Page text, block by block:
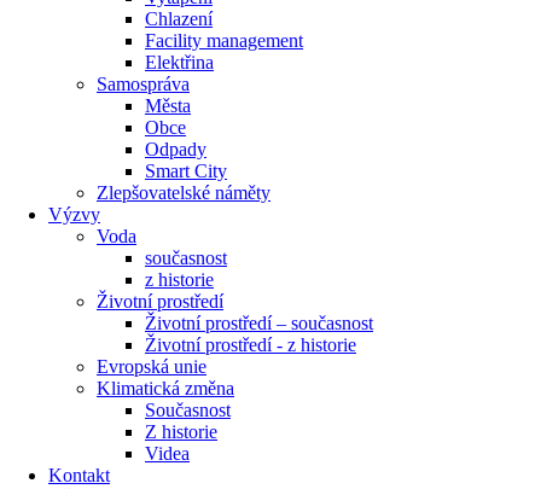
Chlazení
Facility management
Elektřina
Samospráva
Města
Obce
Odpady
Smart City
Zlepšovatelské náměty
Výzvy
Voda
současnost
z historie
Životní prostředí
Životní prostředí – současnost
Životní prostředí ​- z historie
Evropská unie
Klimatická změna
Současnost
Z historie
Videa
Kontakt